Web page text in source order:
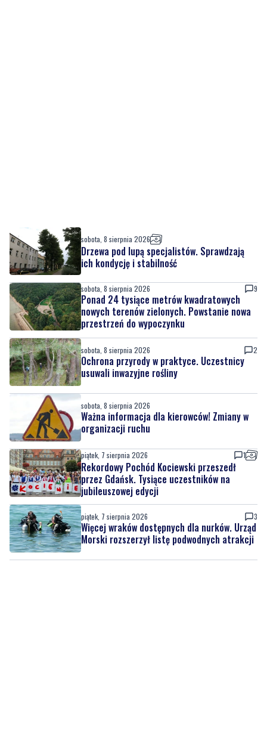
sobota, 8 sierpnia 2026
Ponad 24 tysiące metrów kwadratowych
nowych terenów zielonych. Powstanie nowa
przestrzeń do wypoczynku
sobota, 8 sierpnia 2026
Ochrona przyrody w praktyce. Uczestnicy
usuwali inwazyjne rośliny
sobota, 8 sierpnia 2026
Ważna informacja dla kierowców! Zmiany w
piątek, 7 sierpnia 2026
Rekordowy Pochód Kociewski przeszedł
przez Gdańsk. Tysiące uczestników na
jubileuszowej edycji
piątek, 7 sierpnia 2026
Więcej wraków dostępnych dla nurków. Urząd
Morski rozszerzył listę podwodnych atrakcji